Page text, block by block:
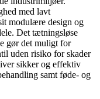
med lavt
modulære design og
Det tætningsløse
gør det muligt for
uden risiko for skader
sikker og effektiv
samt føde- og